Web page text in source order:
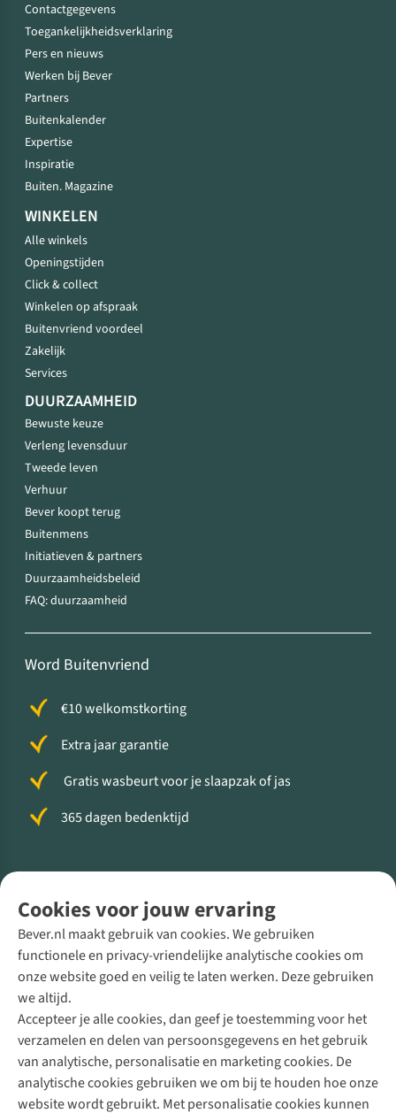
Cookies voor jouw ervaring
Bever.nl maakt gebruik van cookies. We gebruiken
functionele en privacy-vriendelijke analytische cookies om
onze website goed en veilig te laten werken. Deze gebruiken
we altijd.
Accepteer je alle cookies, dan geef je toestemming voor het
verzamelen en delen van persoonsgegevens en het gebruik
van analytische, personalisatie en marketing cookies. De
analytische cookies gebruiken we om bij te houden hoe onze
website wordt gebruikt. Met personalisatie cookies kunnen
Contactgegevens
Toegankelijkheidsverklaring
Pers en nieuws
Werken bij Bever
Partners
Buitenkalender
Expertise
Inspiratie
Buiten. Magazine
WINKELEN
Alle winkels
Openingstijden
Click & collect
Winkelen op afspraak
Buitenvriend voordeel
Zakelijk
Services
DUURZAAMHEID
Bewuste keuze
Verleng levensduur
Tweede leven
Verhuur
Bever koopt terug
Buitenmens
Initiatieven & partners
Duurzaamheidsbeleid
FAQ: duurzaamheid
Word Buitenvriend
€10 welkomstkorting
Extra jaar garantie
Gratis wasbeurt voor je slaapzak of jas
365 dagen bedenktijd
Direct advies van een Buitenexpert
+31 (0)85 888 50 88
+31 6 12 28 49 80
Contactformulier